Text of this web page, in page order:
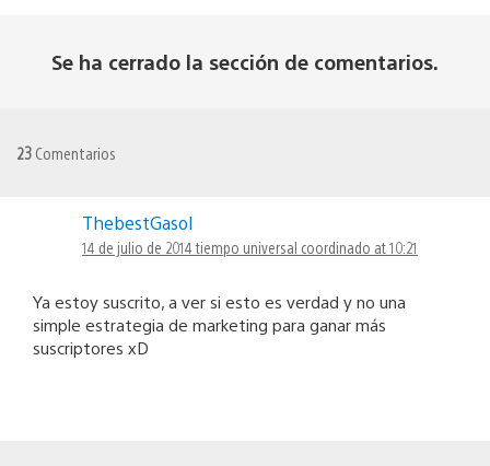
Se ha cerrado la sección de comentarios.
23 Comentarios
ThebestGasol
14 de julio de 2014 tiempo universal coordinado at 10:21
Ya estoy suscrito, a ver si esto es verdad y no una
simple estrategia de marketing para ganar más
suscriptores xD